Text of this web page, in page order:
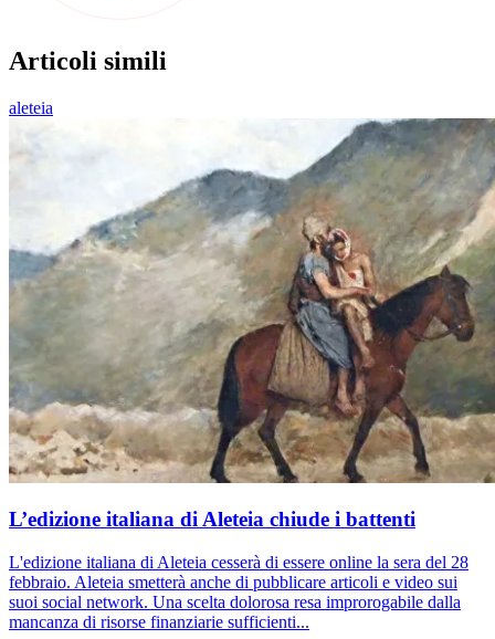
Articoli simili
aleteia
L’edizione italiana di Aleteia chiude i battenti
L'edizione italiana di Aleteia cesserà di essere online la sera del 28
febbraio. Aleteia smetterà anche di pubblicare articoli e video sui
suoi social network. Una scelta dolorosa resa improrogabile dalla
mancanza di risorse finanziarie sufficienti...